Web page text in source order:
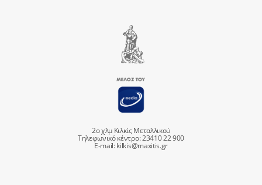
2ο χλμ Κιλκίς Μεταλλικού
Τηλεφωνικό κέντρο: 23410 22 900
E-mail:kilkis@maxitis.gr